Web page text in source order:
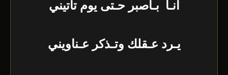
أنـا بـأصبر حـتى يوم تأتيني
يـرد عـقلك وتـذكر عـناويني